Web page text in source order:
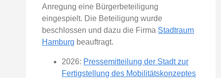
Anregung eine Bürgerbeteiligung
eingespielt. Die Beteiligung wurde
beschlossen und dazu die Firma Stadtraum
Hamburg beauftragt.
2026: Pressemitteilung der Stadt zur
Fertigstellung des Mobilitätskonzeptes